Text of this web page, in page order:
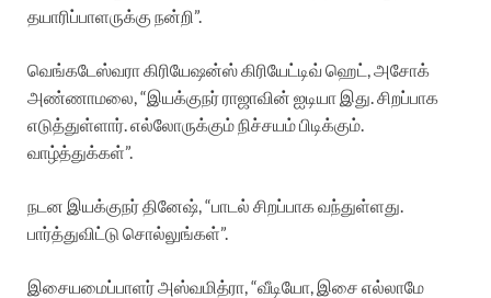
தயாரிப்பாளருக்கு நன்றி”.
வெங்கடேஸ்வரா கிரியேஷன்ஸ் கிரியேட்டிவ் ஹெட், அசோக்
அண்ணாமலை, “இயக்குநர் ராஜாவின் ஐடியா இது. சிறப்பாக
எடுத்துள்ளார். எல்லோருக்கும் நிச்சயம் பிடிக்கும்.
வாழ்த்துக்கள்”.
நடன இயக்குநர் தினேஷ், “பாடல் சிறப்பாக வந்துள்ளது.
பார்த்துவிட்டு சொல்லுங்கள்”.
இசையமைப்பாளர் அஸ்வமித்ரா, “வீடியோ, இசை எல்லாமே